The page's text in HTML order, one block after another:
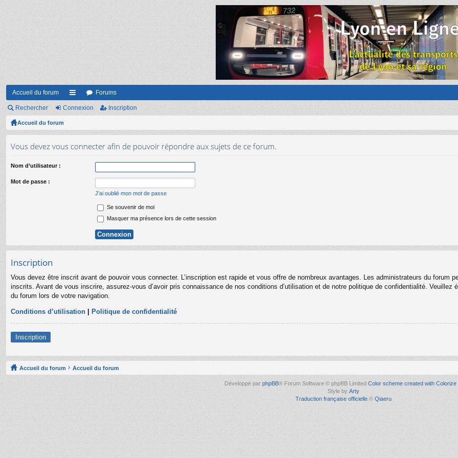
Accueil du forum
ac
Forums
Rechercher Connexion Inscription
Accueil du forum
Vous devez vous connecter afin de pouvoir répondre aux sujets de ce forum.
Nom d’utilisateur :
Mot de passe :
J’ai oublié mon mot de passe
Se souvenir de moi
Masquer ma présence lors de cette session
Inscription
Vous devez être inscrit avant de pouvoir vous connecter. L’inscription est rapide et vous offre de nombreux avantages. Les administrateurs du forum
inscrits. Avant de vous inscrire, assurez-vous d’avoir pris connaissance de nos conditions d’utilisation et de notre politique de confidentialité.
du forum lors de votre navigation.
Conditions d’utilisation | Politique de confidentialité
Inscription
Accueil du forum Accueil du forum
Développé par phpBB® Forum Software © phpBB Limited Color scheme created with Colorize
Style by Arty
Traduction française officielle © Qiaeru